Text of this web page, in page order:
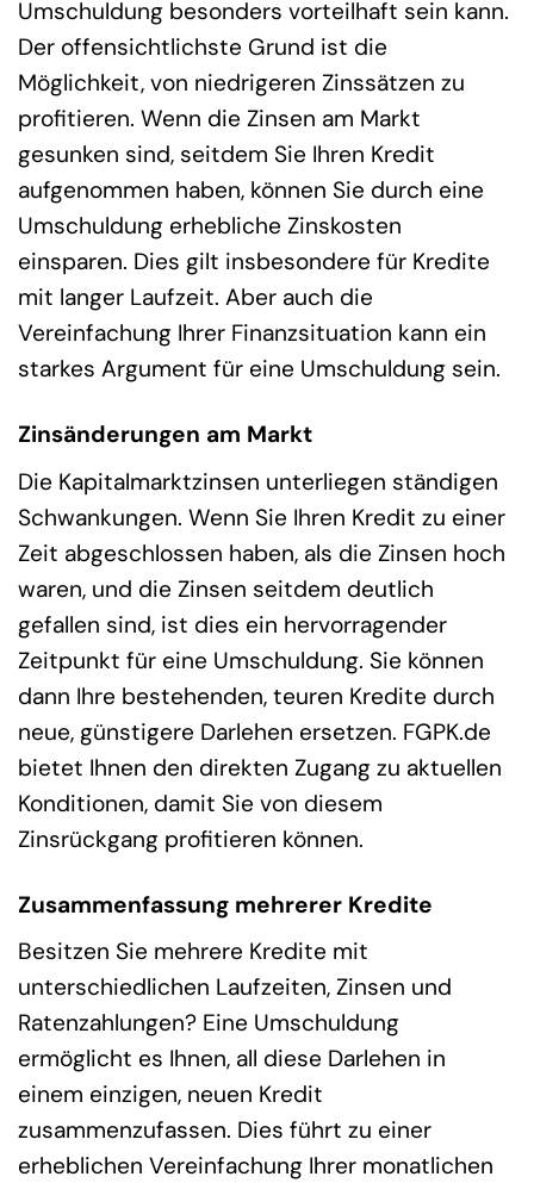
Umschuldung besonders vorteilhaft sein kann.
Der offensichtlichste Grund ist die
Möglichkeit, von niedrigeren Zinssätzen zu
profitieren. Wenn die Zinsen am Markt
gesunken sind, seitdem Sie Ihren Kredit
aufgenommen haben, können Sie durch eine
Umschuldung erhebliche Zinskosten
einsparen. Dies gilt insbesondere für Kredite
mit langer Laufzeit. Aber auch die
Vereinfachung Ihrer Finanzsituation kann ein
starkes Argument für eine Umschuldung sein.
Zinsänderungen am Markt
Die Kapitalmarktzinsen unterliegen ständigen
Schwankungen. Wenn Sie Ihren Kredit zu einer
Zeit abgeschlossen haben, als die Zinsen hoch
waren, und die Zinsen seitdem deutlich
gefallen sind, ist dies ein hervorragender
Zeitpunkt für eine Umschuldung. Sie können
dann Ihre bestehenden, teuren Kredite durch
neue, günstigere Darlehen ersetzen. FGPK.de
bietet Ihnen den direkten Zugang zu aktuellen
Konditionen, damit Sie von diesem
Zinsrückgang profitieren können.
Zusammenfassung mehrerer Kredite
Besitzen Sie mehrere Kredite mit
unterschiedlichen Laufzeiten, Zinsen und
Ratenzahlungen? Eine Umschuldung
ermöglicht es Ihnen, all diese Darlehen in
einem einzigen, neuen Kredit
zusammenzufassen. Dies führt zu einer
erheblichen Vereinfachung Ihrer monatlichen